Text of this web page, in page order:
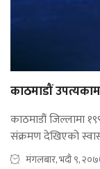
काठमाडौं
काठमाडौं जिल्लामा
संक्रमण देखिएको
मंगलबार, भदौ ९,